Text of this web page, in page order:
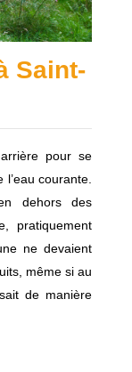
Saint-
pour se
courante.
dehors des
pratiquement
ne devaient
même si au
de manière